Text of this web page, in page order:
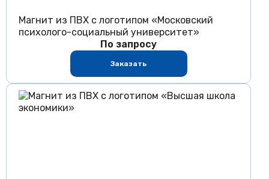
Магнит из ПВХ с логотипом «Московский
психолого-социальный университет»
По запросу
Заказать